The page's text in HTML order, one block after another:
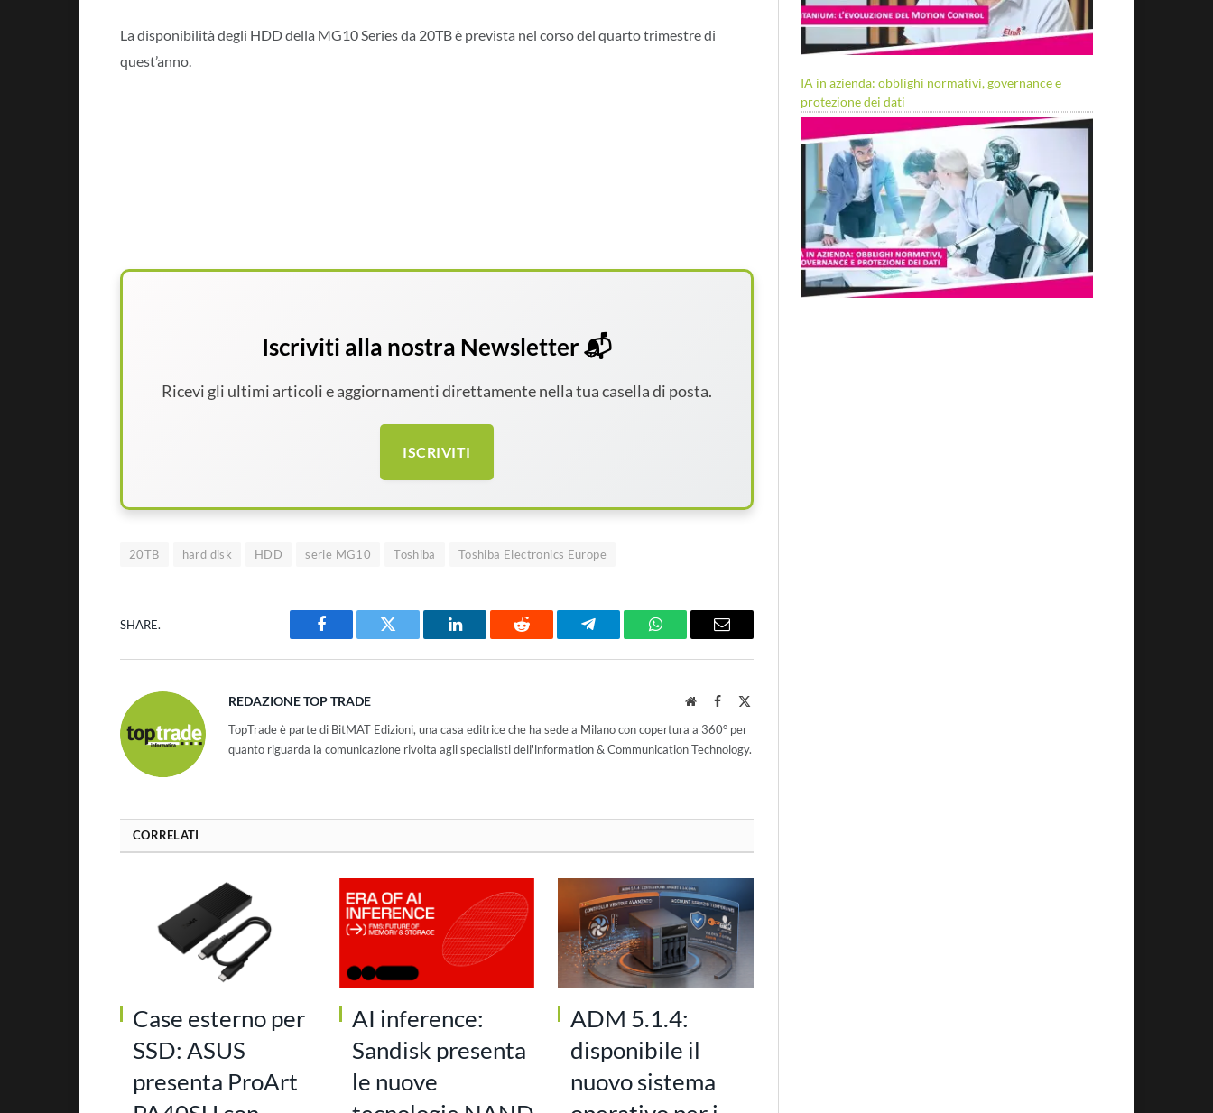
La disponibilità degli HDD della MG10 Series da 20TB è prevista nel corso del quarto trimestre di
quest’anno.
Iscriviti alla nostra Newsletter 📬
Ricevi gli ultimi articoli e aggiornamenti direttamente nella tua casella di posta.
ISCRIVITI
20TB hard disk HDD serie MG10 Toshiba Toshiba Electronics Europe
SHARE.
Facebook Twitter LinkedIn Reddit Telegram WhatsAppEmail
REDAZIONE TOP TRADE WebsiteFacebook
TopTrade è parte di BitMAT Edizioni, una casa editrice che ha sede a Milano con copertura a 360° per
quanto riguarda la comunicazione rivolta agli specialisti dell'lnformation & Communication Technology.
CORRELATI
Case esterno per
SSD: ASUS
presenta ProArt
AI inference:
Sandisk presenta
le nuove
ADM 5.1.4:
disponibile il
nuovo sistema
IA in azienda: obblighi normativi, governance e
protezione dei dati